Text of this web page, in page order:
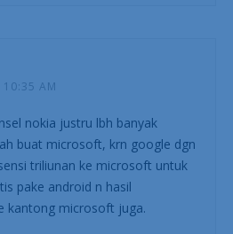
10:35 AM
nokia justru lbh banyak
buat microsoft, krn google dgn
triliunan ke microsoft untuk
pake android n hasil
kantong microsoft juga.